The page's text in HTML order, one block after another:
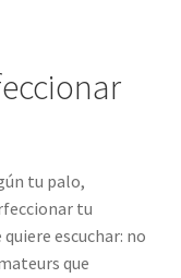
tu palo,
tu
escuchar: no
que